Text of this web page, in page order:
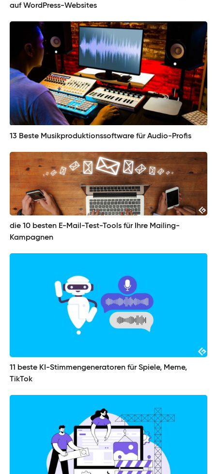
auf WordPress-Websites
13 Beste Musikproduktionssoftware für Audio-Profis
die 10 besten E-Mail-Test-Tools für Ihre Mailing-
Kampagnen
11 beste KI-Stimmengeneratoren für Spiele, Meme,
TikTok